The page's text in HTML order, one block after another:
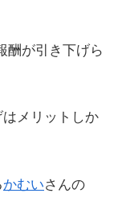
酬が引き下げら
メリットしか
かむいさんの